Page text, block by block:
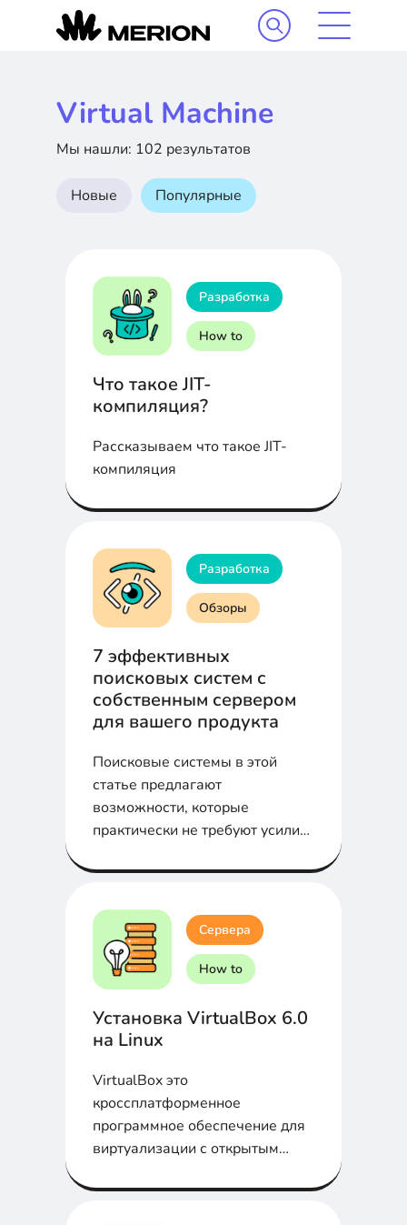
Virtual Machine
Мы нашли: 102 результатов
Новые Популярные
Разработка
How to
Что такое JIT-
компиляция?
Рассказываем что такое JIT-
компиляция
Разработка
Обзоры
7 эффективных
поисковых систем с
собственным сервером
для вашего продукта
Поисковые системы в этой
статье предлагают
возможности, которые
практически не требуют усилий
обеспечивают при этом
результат.
Сервера
How to
Установка VirtualBox 6.0
на Linux
VirtualBox это
кроссплатформенное
программное обеспечение для
виртуализации с открытым
Linux?...